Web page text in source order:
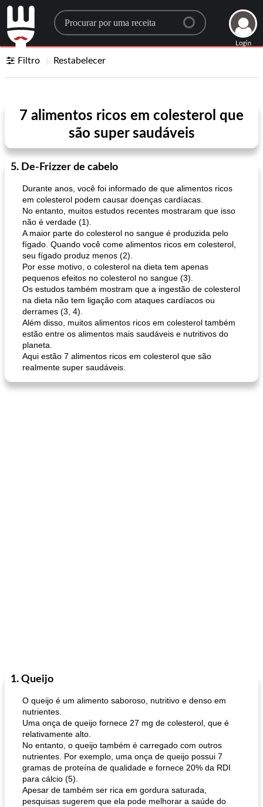
Search for a recipe
Login
Filtro Restabelecer
7 alimentos ricos em colesterol que
são super saudáveis
5. De-Frizzer de cabelo
Durante anos, você foi informado de que alimentos ricos
em colesterol podem causar doenças cardíacas.
No entanto, muitos estudos recentes mostraram que isso
não é verdade (1).
A maior parte do colesterol no sangue é produzida pelo
fígado. Quando você come alimentos ricos em colesterol,
seu fígado produz menos (2).
Por esse motivo, o colesterol na dieta tem apenas
pequenos efeitos no colesterol no sangue (3).
Os estudos também mostram que a ingestão de colesterol
na dieta não tem ligação com ataques cardíacos ou
derrames (3, 4).
Além disso, muitos alimentos ricos em colesterol também
estão entre os alimentos mais saudáveis ​​e nutritivos do
planeta.
Aqui estão 7 alimentos ricos em colesterol que são
realmente super saudáveis.
1. Queijo
O queijo é um alimento saboroso, nutritivo e denso em
nutrientes.
Uma onça de queijo fornece 27 mg de colesterol, que é
relativamente alto.
No entanto, o queijo também é carregado com outros
nutrientes. Por exemplo, uma onça de queijo possui 7
gramas de proteína de qualidade e fornece 20% da RDI
para cálcio (5).
Apesar de também ser rica em gordura saturada,
pesquisas sugerem que ela pode melhorar a saúde do